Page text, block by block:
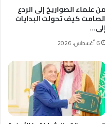
من علماء الصواريخ إلى الردع
الصامت كيف تحولت البدايات
إلى…
6 أغسطس، 2026